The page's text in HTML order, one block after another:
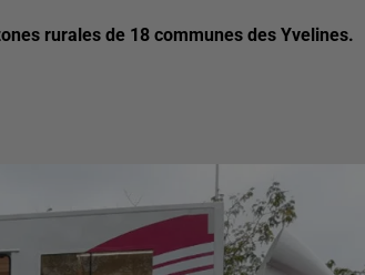
rurales de 18 communes des Yvelines.